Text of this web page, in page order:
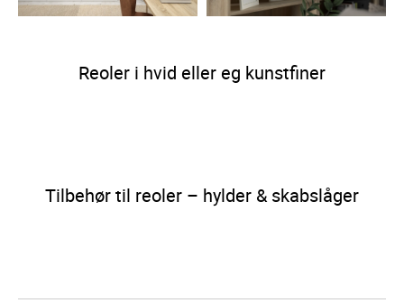
Reoler i hvid eller eg kunstfiner
Tilbehør til reoler – hylder & skabslåger